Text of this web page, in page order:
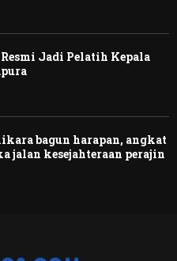
Jadi Pelatih Kepala
bagun harapan, angkat
jalan kesejahteraan perajin